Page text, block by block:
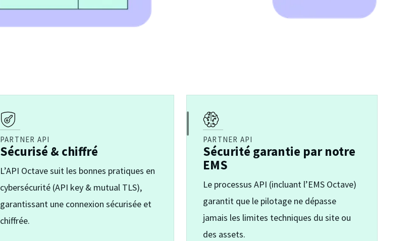
PARTNER API
Sécurisé & chiffré
L’API Octave suit les bonnes pratiques en
cybersécurité (API key & mutual TLS),
garantissant une connexion sécurisée et
chiffrée.
PARTNER API
Sécurité garantie par notre
EMS
Le processus API (incluant l’EMS Octave)
garantit que le pilotage ne dépasse
jamais les limites techniques du site ou
des assets.